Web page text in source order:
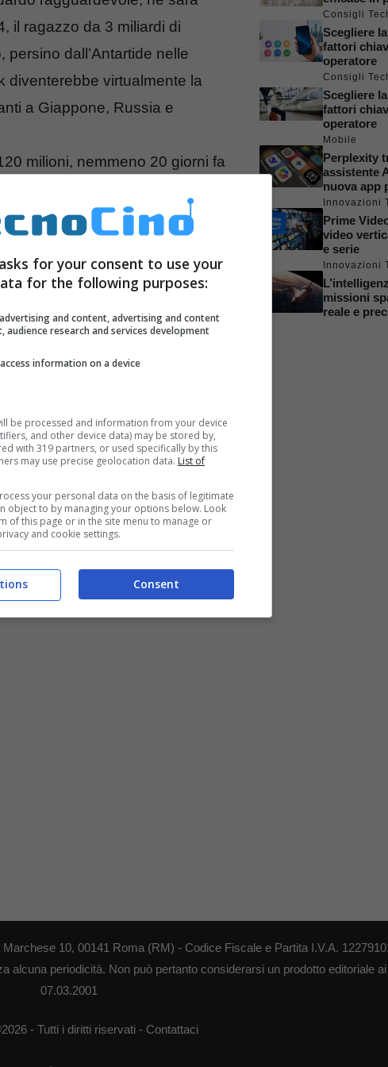
il ragazzo da 3 miliardi di
dall’Antartide nelle
diventerebbe virtualmente la
a Giappone, Russia e
milioni, nemmeno 20 giorni fa
Consigli
Scegliere
fattori
operatore
Consigli
Scegliere
fattori
operatore
Mobile
Perplexity
assistente
nuova app
Innovazioni
Prime
video
e serie
Innovazioni
missioni
reale e
10, 00141 Roma (RM) - Codice Fiscale e Partita I.V.A.
alcuna periodicità. Non può pertanto considerarsi un prodotto editoriale
07.03.2001
- Tutti i diritti riservati - Contattaci
for your consent to use your
for the following purposes:
and content, advertising and content
audience research and services development
information on a device
be processed and information from your device
and other device data) may be stored by,
with 319 partners, or used specifically by this
may use precise geolocation data. List of
your personal data on the basis of legitimate
object to by managing your options below. Look
of this page or in the site menu to manage or
and cookie settings.
Consent